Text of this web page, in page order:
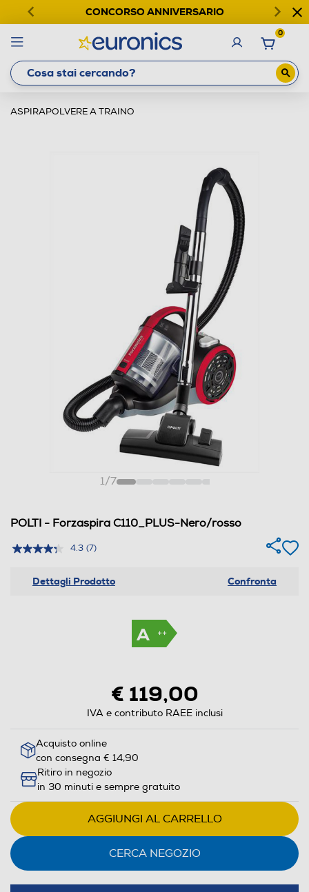
CONCORSO ANNIVERSARIO
0
ASPIRAPOLVERE A TRAINO
1/7
POLTI - Forzaspira C110_PLUS-Nero/rosso
4.3 (7)
Dettagli Prodotto Confronta
€ 119,00
IVA e contributo RAEE inclusi
Acquisto online
con consegna € 14,90
Ritiro in negozio
in 30 minuti e sempre gratuito
AGGIUNGI AL CARRELLO
CERCA NEGOZIO